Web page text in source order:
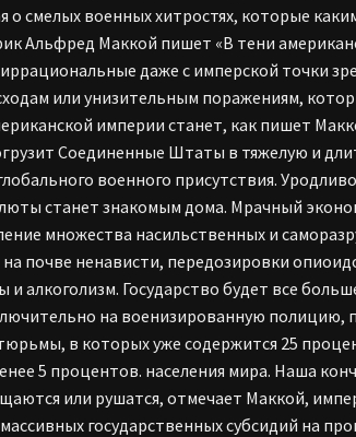
о смелых военных хитростях, которые
Альфред Маккой пишет «В тени
даже с имперской точки
или унизительным поражениям,
империи станет, как пишет
Соединенные Штаты в тяжелую и
военного присутствия.
станет знакомым дома. Мрачный
множества насильственных и
на почве ненависти, передозировки
и алкоголизм. Государство будет все
на военизированную полицию,
в которых уже содержится 25
5 процентов. населения мира. Наша
или рушатся, отмечает Маккой,
государственных субсидий на